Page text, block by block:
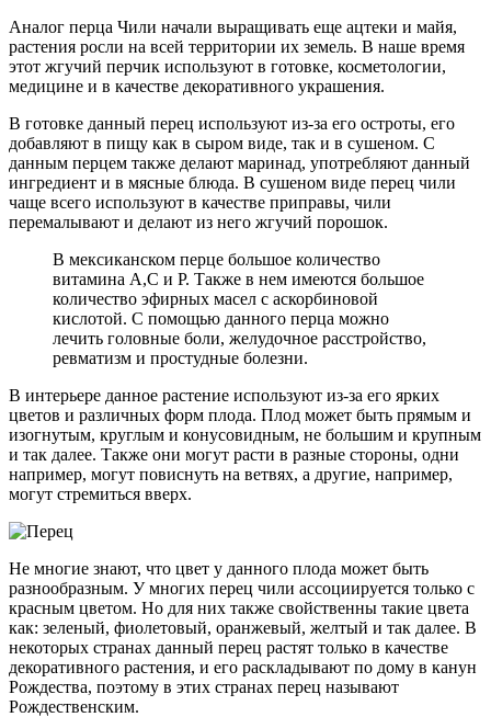
Аналог перца Чили начали выращивать еще ацтеки и майя,
растения росли на всей территории их земель. В наше время
этот жгучий перчик используют в готовке, косметологии,
медицине и в качестве декоративного украшения.
В готовке данный перец используют из-за его остроты, его
добавляют в пищу как в сыром виде, так и в сушеном. С
данным перцем также делают маринад, употребляют данный
ингредиент и в мясные блюда. В сушеном виде перец чили
чаще всего используют в качестве приправы, чили
перемалывают и делают из него жгучий порошок.
В мексиканском перце большое количество
витамина А,С и Р. Также в нем имеются большое
количество эфирных масел с аскорбиновой
кислотой. С помощью данного перца можно
лечить головные боли, желудочное расстройство,
ревматизм и простудные болезни.
В интерьере данное растение используют из-за его ярких
цветов и различных форм плода. Плод может быть прямым и
изогнутым, круглым и конусовидным, не большим и крупным
и так далее. Также они могут расти в разные стороны, одни
например, могут повиснуть на ветвях, а другие, например,
могут стремиться вверх.
Не многие знают, что цвет у данного плода может быть
разнообразным. У многих перец чили ассоциируется только с
красным цветом. Но для них также свойственны такие цвета
как: зеленый, фиолетовый, оранжевый, желтый и так далее. В
некоторых странах данный перец растят только в качестве
декоративного растения, и его раскладывают по дому в канун
Рождества, поэтому в этих странах перец называют
Рождественским.